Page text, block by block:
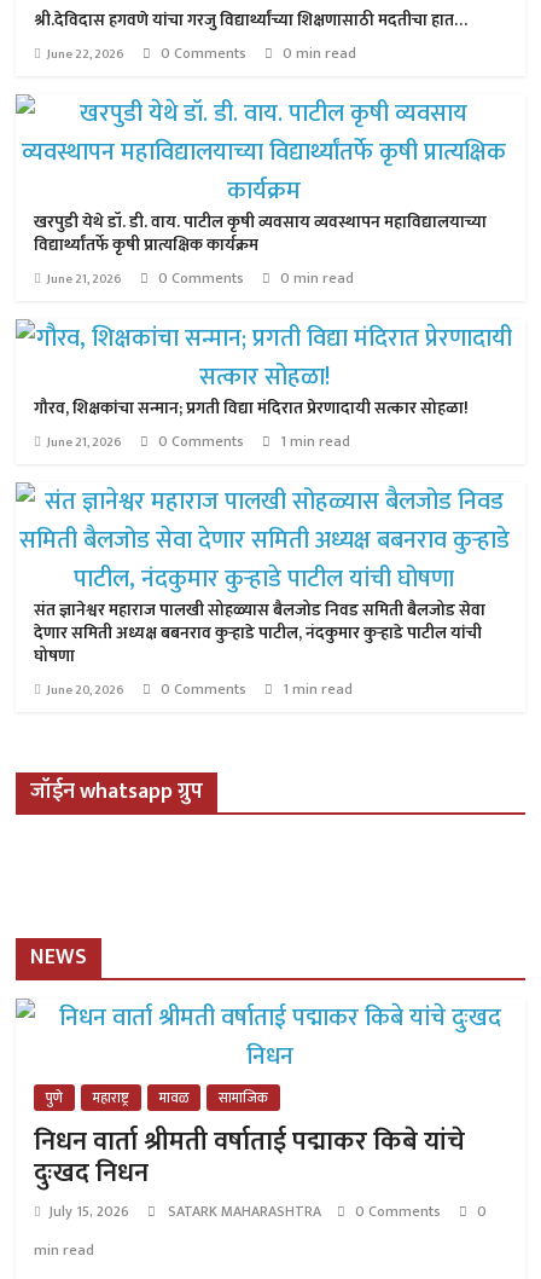
श्री.देविदास हगवणे यांचा गरजु विद्यार्थ्यांच्या शिक्षणासाठी मदतीचा हात…
June 22, 2026 0 Comments 0 min read
खरपुडी येथे डॉ. डी. वाय. पाटील कृषी व्यवसाय व्यवस्थापन महाविद्यालयाच्या
विद्यार्थ्यांतर्फे कृषी प्रात्यक्षिक कार्यक्रम
June 21, 2026 0 Comments 0 min read
गौरव, शिक्षकांचा सन्मान; प्रगती विद्या मंदिरात प्रेरणादायी सत्कार सोहळा!
June 21, 2026 0 Comments 1 min read
संत ज्ञानेश्वर महाराज पालखी सोहळ्यास बैलजोड निवड समिती बैलजोड सेवा
देणार समिती अध्यक्ष बबनराव कुऱ्हाडे पाटील, नंदकुमार कुऱ्हाडे पाटील यांची
घोषणा
June 20, 2026 0 Comments 1 min read
जॉईन whatsapp ग्रुप
NEWS
पुणे महाराष्ट्र मावळ सामाजिक
निधन वार्ता श्रीमती वर्षाताई पद्माकर किबे यांचे
दुःखद निधन
July 15, 2026 SATARK MAHARASHTRA 0 Comments
0
min read